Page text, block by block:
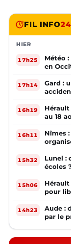
FIL INFO
HIER
17h25
Météo
en
17h14
Gard :
16h19
Hérault
au 18
16h11
Nîmes
15h32
Lunel :
écoles ?
15h06
Hérault
pour
14h23
Aude :
par le